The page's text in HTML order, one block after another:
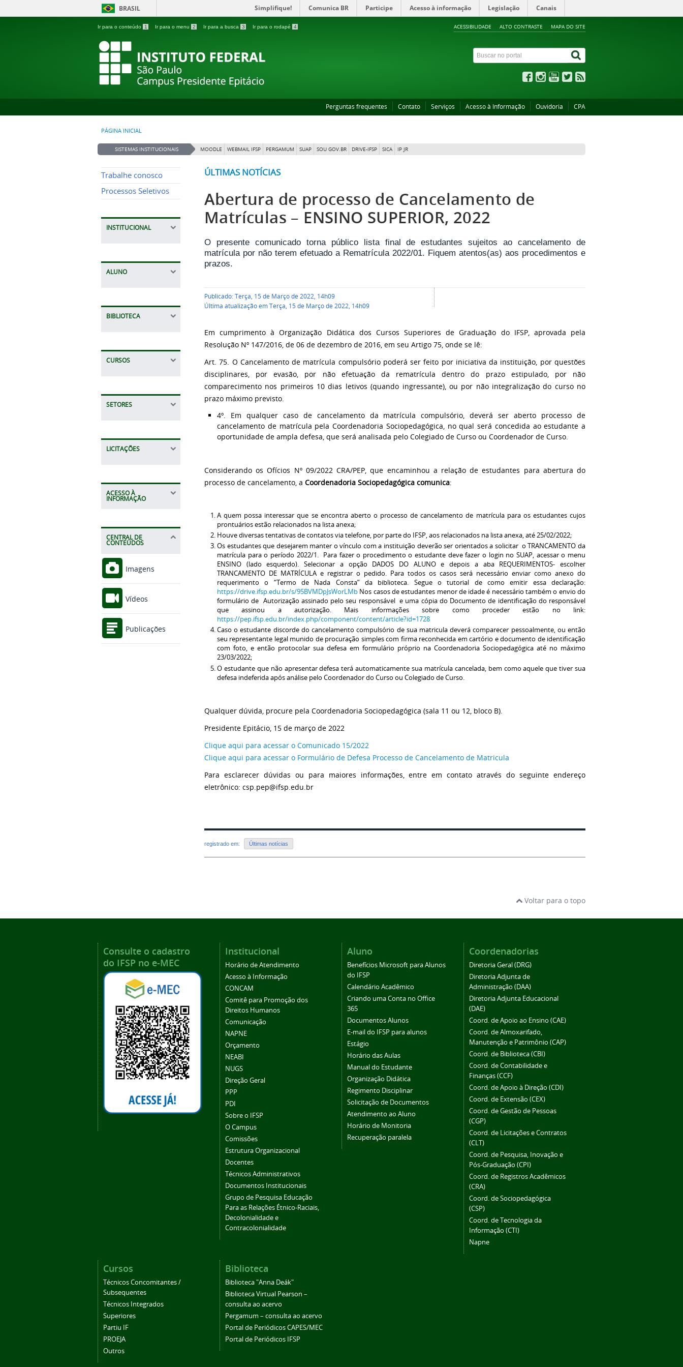
BRASIL Simplifique! Comunica BR Participe Acesso à informação Legislação Canais
Ir para o conteúdo 1 Ir para o menu 2 Ir para a busca 3 Ir para o rodapé 4 ACESSIBILIDADE ALTO CONTRASTE MAPA DO SITE
Perguntas frequentes Contato Serviços Acesso à Informação Ouvidoria CPA
PÁGINA INICIAL
SISTEMAS INSTITUCIONAIS MOODLE WEBMAIL IFSP PERGAMUM SUAP SOU GOV.BR DRIVE-IFSP SICA IP JR
Trabalhe conosco
Processos Seletivos
INSTITUCIONAL
ALUNO
BIBLIOTECA
CURSOS
SETORES
LICITAÇÕES
ACESSO À
INFORMAÇÃO
CENTRAL DE
CONTEÚDOS
Imagens
Vídeos
Publicações
ÚLTIMAS NOTÍCIAS
Abertura de processo de Cancelamento de
Matrículas – ENSINO SUPERIOR, 2022
O presente comunicado torna público lista final de estudantes sujeitos ao cancelamento de
matrícula por não terem efetuado a Rematrícula 2022/01. Fiquem atentos(as) aos procedimentos e
prazos.
Publicado: Terça, 15 de Março de 2022, 14h09
Última atualização em Terça, 15 de Março de 2022, 14h09
Em cumprimento à Organização Didática dos Cursos Superiores de Graduação do IFSP, aprovada pela
Resolução Nº 147/2016, de 06 de dezembro de 2016, em seu Artigo 75, onde se lê:
Art. 75. O Cancelamento de matrícula compulsório poderá ser feito por iniciativa da instituição, por questões
disciplinares, por evasão, por não efetuação da rematrícula dentro do prazo estipulado, por não
comparecimento nos primeiros 10 dias letivos (quando ingressante), ou por não integralização do curso no
prazo máximo previsto.
4º. Em qualquer caso de cancelamento da matrícula compulsório, deverá ser aberto processo de
cancelamento de matrícula pela Coordenadoria Sociopedagógica, no qual será concedida ao estudante a
oportunidade de ampla defesa, que será analisada pelo Colegiado de Curso ou Coordenador de Curso.
Considerando os Ofícios Nº 09/2022 CRA/PEP, que encaminhou a relação de estudantes para abertura do
processo de cancelamento, a Coordenadoria Sociopedagógica comunica:
A quem possa interessar que se encontra aberto o processo de cancelamento de matrícula para os estudantes cujos
prontuários estão relacionados na lista anexa;
Houve diversas tentativas de contatos via telefone, por parte do IFSP, aos relacionados na lista anexa, até 25/02/2022;
Os estudantes que desejarem manter o vínculo com a instituição deverão ser orientados a solicitar o TRANCAMENTO da
matrícula para o período 2022/1. Para fazer o procedimento o estudante deve fazer o login no SUAP, acessar o menu
ENSINO (lado esquerdo). Selecionar a opção DADOS DO ALUNO e depois a aba REQUERIMENTOS- escolher
TRANCAMENTO DE MATRÍCULA e registrar o pedido. Para todos os casos será necessário enviar como anexo do
requerimento o “Termo de Nada Consta” da biblioteca. Segue o tutorial de como emitir essa declaração:
https://drive.ifsp.edu.br/s/95BVMDpJsWorLMb Nos casos de estudantes menor de idade é necessário também o envio do
formulário de Autorização assinado pelo seu responsável e uma cópia do Documento de identificação do responsável
que assinou a autorização. Mais informações sobre como proceder estão no link:
https://pep.ifsp.edu.br/index.php/component/content/article?id=1728
Caso o estudante discorde do cancelamento compulsório de sua matricula deverá comparecer pessoalmente, ou então
seu representante legal munido de procuração simples com firma reconhecida em cartório e documento de identificação
com foto, e então protocolar sua defesa em formulário próprio na Coordenadoria Sociopedagógica até no máximo
23/03/2022;
O estudante que não apresentar defesa terá automaticamente sua matrícula cancelada, bem como aquele que tiver sua
defesa indeferida após análise pelo Coordenador do Curso ou Colegiado de Curso.
Qualquer dúvida, procure pela Coordenadoria Sociopedagógica (sala 11 ou 12, bloco B).
Presidente Epitácio, 15 de março de 2022
Clique aqui para acessar o Comunicado 15/2022
Clique aqui para acessar o Formulário de Defesa Processo de Cancelamento de Matricula
Para esclarecer dúvidas ou para maiores informações, entre em contato através do seguinte endereço
eletrônico: csp.pep@ifsp.edu.br
registrado em: Últimas notícias
Voltar para o topo
Consulte o cadastro
do IFSP no e-MEC
Institucional
Horário de Atendimento
Acesso à Informação
CONCAM
Comitê para Promoção dos
Direitos Humanos
Comunicação
NAPNE
Orçamento
NEABI
NUGS
Direção Geral
PPP
PDI
Sobre o IFSP
O Campus
Comissões
Estrutura Organizacional
Docentes
Técnicos Administrativos
Documentos Institucionais
Grupo de Pesquisa Educação
Para as Relações Étnico-Raciais,
Decolonialidade e
Contracolonialidade
Aluno
Benefícios Microsoft para Alunos
do IFSP
Calendário Acadêmico
Criando uma Conta no Office
365
Documentos Alunos
E-mail do IFSP para alunos
Estágio
Horário das Aulas
Manual do Estudante
Organização Didática
Regimento Disciplinar
Solicitação de Documentos
Atendimento ao Aluno
Horário de Monitoria
Recuperação paralela
Coordenadorias
Diretoria Geral (DRG)
Diretoria Adjunta de
Administração (DAA)
Diretoria Adjunta Educacional
(DAE)
Coord. de Apoio ao Ensino (CAE)
Coord. de Almoxarifado,
Manutenção e Patrimônio (CAP)
Coord. de Biblioteca (CBI)
Coord. de Contabilidade e
Finanças (CCF)
Coord. de Apoio à Direção (CDI)
Coord. de Extensão (CEX)
Coord. de Gestão de Pessoas
(CGP)
Coord. de Licitações e Contratos
(CLT)
Coord. de Pesquisa, Inovação e
Pós-Graduação (CPI)
Coord. de Registros Acadêmicos
(CRA)
Coord. de Sociopedagógica
(CSP)
Coord. de Tecnologia da
Informação (CTI)
Napne
Cursos
Técnicos Concomitantes /
Subsequentes
Técnicos Integrados
Superiores
Partiu IF
PROEJA
Outros
Biblioteca
Biblioteca "Anna Deák"
Biblioteca Virtual Pearson –
consulta ao acervo
Pergamum – consulta ao acervo
Portal de Periódicos CAPES/MEC
Portal de Periódicos IFSP